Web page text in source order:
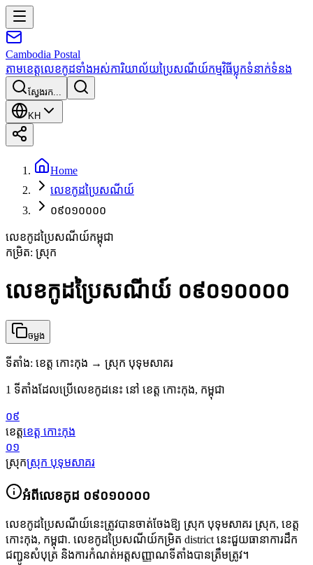
Cambodia Postal
តាមខេត្តលេខកូដទាំងអស់ការិយាល័យប្រៃសណីយ៍កម្មវិធីប្លុកទំនាក់ទំនង
ស្វែងរក...
KH
Home
លេខកូដប្រៃសណីយ៍
០៩០១០០០០
លេខកូដប្រៃសណីយ៍កម្ពុជា
កម្រិត: ស្រុក
លេខកូដប្រៃសណីយ៍ ០៩០១០០០០
ចម្លង
ទីតាំង: ខេត្ត កោះកុង → ស្រុក បុទុមសាគរ
1 ទីតាំងដែលប្រើលេខកូដនេះ នៅ ខេត្ត កោះកុង, កម្ពុជា
០៩
ខេត្តខេត្ត កោះកុង
០១
ស្រុកស្រុក បុទុមសាគរ
អំពីលេខកូដ ០៩០១០០០០
លេខកូដប្រៃសណីយ៍នេះត្រូវបានចាត់ចែងឱ្យ ស្រុក បុទុមសាគរ ស្រុក, ខេត្ត
កោះកុង, កម្ពុជា. លេខកូដប្រៃសណីយ៍កម្រិត district នេះជួយធានាការដឹក
ជញ្ជូនសំបុត្រ និងការកំណត់អត្តសញ្ញាណទីតាំងបានត្រឹមត្រូវ។